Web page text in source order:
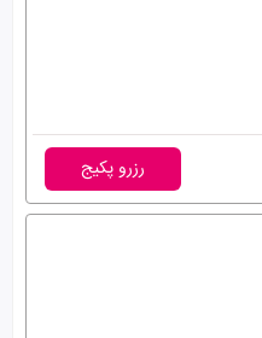
رزرو پکیج